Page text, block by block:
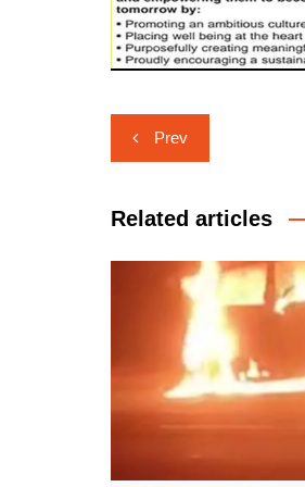
Post
navigation
Prev
Related articles